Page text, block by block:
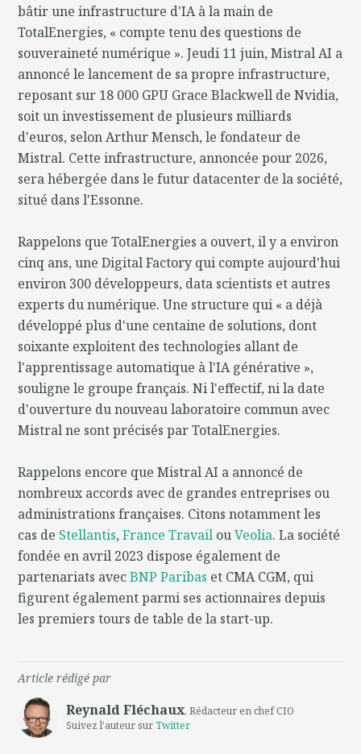
bâtir une infrastructure d'IA à la main de
TotalEnergies, « compte tenu des questions de
souveraineté numérique ». Jeudi 11 juin, Mistral AI a
annoncé le lancement de sa propre infrastructure,
reposant sur 18 000 GPU Grace Blackwell de Nvidia,
soit un investissement de plusieurs milliards
d'euros, selon Arthur Mensch, le fondateur de
Mistral. Cette infrastructure, annoncée pour 2026,
sera hébergée dans le futur datacenter de la société,
situé dans l'Essonne.
Rappelons que TotalEnergies a ouvert, il y a environ
cinq ans, une Digital Factory qui compte aujourd'hui
environ 300 développeurs, data scientists et autres
experts du numérique. Une structure qui « a déjà
développé plus d'une centaine de solutions, dont
soixante exploitent des technologies allant de
l'apprentissage automatique à l'IA générative »,
souligne le groupe français. Ni l'effectif, ni la date
d'ouverture du nouveau laboratoire commun avec
Mistral ne sont précisés par TotalEnergies.
Rappelons encore que Mistral AI a annoncé de
nombreux accords avec de grandes entreprises ou
administrations françaises. Citons notamment les
cas de Stellantis,France Travail ouVeolia. La société
fondée en avril 2023 dispose également de
partenariats avecBNP Paribas et CMA CGM, qui
figurent également parmi ses actionnaires depuis
les premiers tours de table de la start-up.
Article rédigé par
Reynald Fléchaux, Rédacteur en chef CIO
Suivez l'auteur surTwitter